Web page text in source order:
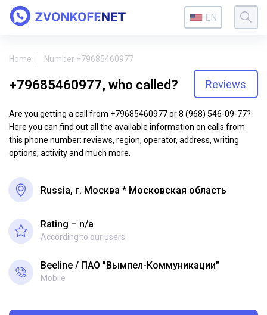
EN
Home Number +79685460977
+79685460977, who called? Reviews
Are you getting a call from +79685460977 or 8 (968) 546-09-77?
Here you can find out all the available information on calls from
this phone number: reviews, region, operator, address, writing
options, activity and much more.
Russia, г. Москва * Московская область
Rating – n/a
According to our users
Beeline ПАО "Вымпел-Коммуникации"
Mobile